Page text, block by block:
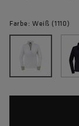
Farbe: Weiß (1110)